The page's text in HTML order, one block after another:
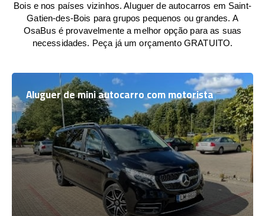
Bois e nos países vizinhos. Aluguer de autocarros em Saint-
Gatien-des-Bois para grupos pequenos ou grandes. A
OsaBus é provavelmente a melhor opção para as suas
necessidades. Peça já um orçamento GRATUITO.
Aluguer de mini autocarro com motorista